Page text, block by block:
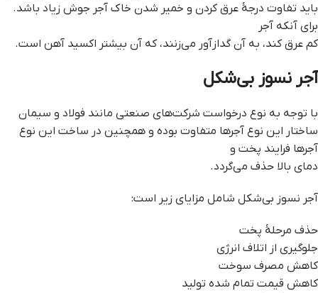
باید تفاوت درجهٔ عرق کردن و خمیر شدن خاک آجر جوش زیاد باشد.
برای آنکه آجر
کم عرق کند، به آن گدازآور می‌زنند، که آن بیشتر اکسید آهن است.
آجر نسوز بی‌شکل
با توجه به نوع درخواست شرکت‌های صنعتی مانند فولاد و سیمان
ساختار این نوع آجرها متفاوت بوده و همچنین در ساخت این نوع
آجرها فرایند پخت و
دمای بالا حذف می‌گردد.
آجر نسوز بی‌شکل شامل مزایای زیر است:
حذف مرحلهٔ پخت
جلوگیری از اتلاف انرژی
کاهش مصرف سوخت
کاهش قیمت تمام شده تولید